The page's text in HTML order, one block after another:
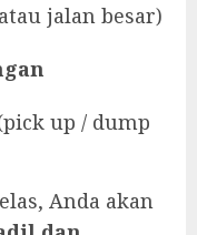
jalan besar)
up / dump
Anda akan